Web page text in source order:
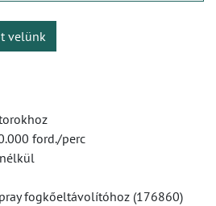
velünk
ford./perc
fogkőeltávolítóhoz (176860)